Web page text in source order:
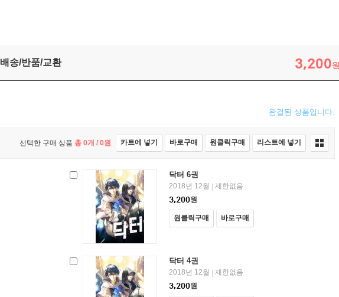
배송/반품/교환 3,200원
완결된 상품입니다.
선택한 구매 상품 총 0개 / 0원 카트에 넣기 바로구매 원클릭구매 리스트에 넣기
닥터 6권
2018년 12월
제한없음
3,200원
원클릭구매 바로구매
닥터 4권
2018년 12월
제한없음
3,200원